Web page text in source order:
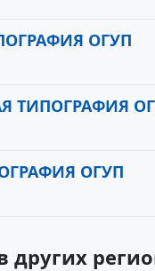
ОГУП
ТИПОГРАФИЯ
ОГУП
других